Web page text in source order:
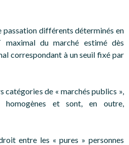
passation différents déterminés en
du marché estimé dès
correspondant à un seuil fixé par
catégories de « marchés publics »,
et sont, en outre,
entre les « pures » personnes